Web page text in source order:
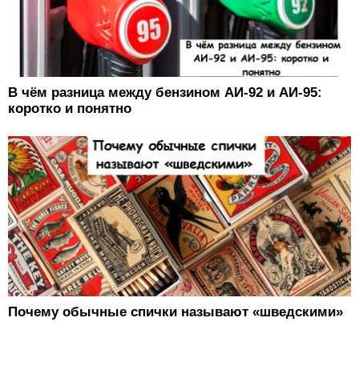
В чём разница между бензином АИ-92 и АИ-95:
коротко и понятно
Почему обычные спички называют «шведскими»